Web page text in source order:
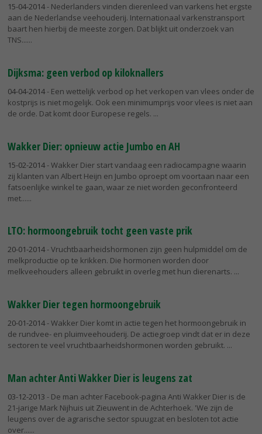
15-04-2014- Nederlanders vinden dierenleed van varkens het ergste
aan de Nederlandse veehouderij. Internationaal varkenstransport
baart hen hierbij de meeste zorgen. Dat blijkt uit onderzoek van
TNS...
Dijksma: geen verbod op kiloknallers
04-04-2014- Een wettelijk verbod op het verkopen van vlees onder de
kostprijs is niet mogelijk. Ook een minimumprijs voor vlees is niet aan
de orde. Dat komt door Europese regels.
Wakker Dier: opnieuw actie Jumbo en AH
15-02-2014- Wakker Dier start vandaag een radiocampagne waarin
zij klanten van Albert Heijn en Jumbo oproept om voortaan naar een
fatsoenlijke winkel te gaan, waar ze niet worden geconfronteerd
met...
LTO: hormoongebruik tocht geen vaste prik
20-01-2014- Vruchtbaarheidshormonen zijn geen hulpmiddel om de
melkproductie op te krikken. Die hormonen worden door
melkveehouders alleen gebruikt in overleg met hun dierenarts.
Wakker Dier tegen hormoongebruik
20-01-2014- Wakker Dier komt in actie tegen het hormoongebruik in
de rundvee- en pluimveehouderij. De actiegroep vindt dat er in deze
sectoren te veel vruchtbaarheidshormonen worden gebruikt.
Man achter Anti Wakker Dier is leugens zat
03-12-2013 - De man achter Facebook-pagina Anti Wakker Dier is de
21-jarige Mark Nijhuis uit Zieuwent in de Achterhoek. 'We zijn de
leugens over de agrarische sector spuugzat en besloten tot actie
over...